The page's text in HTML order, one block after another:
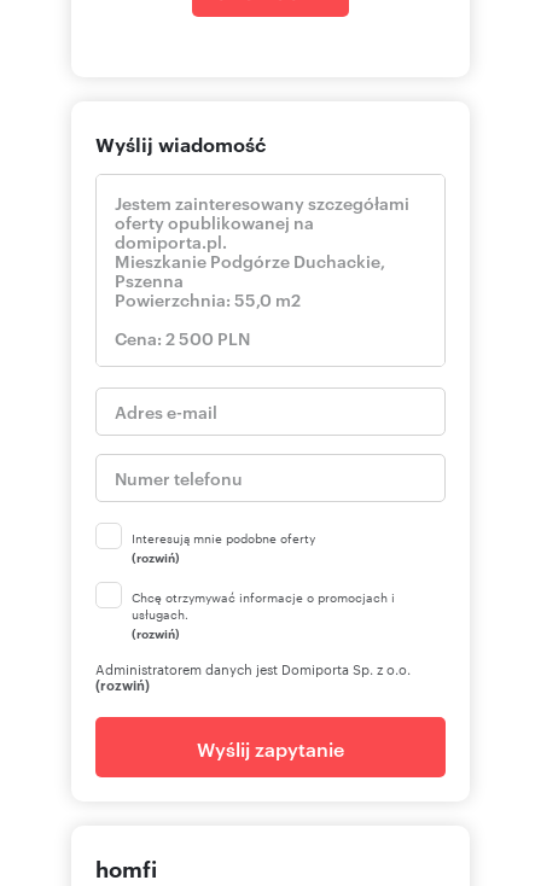
Wyślij wiadomość
Interesują mnie podobne oferty
(rozwiń)
Chcę otrzymywać informacje o promocjach i
usługach.
(rozwiń)
Administratorem danych jest Domiporta Sp. z o.o.
(rozwiń)
Wyślij zapytanie
homfi